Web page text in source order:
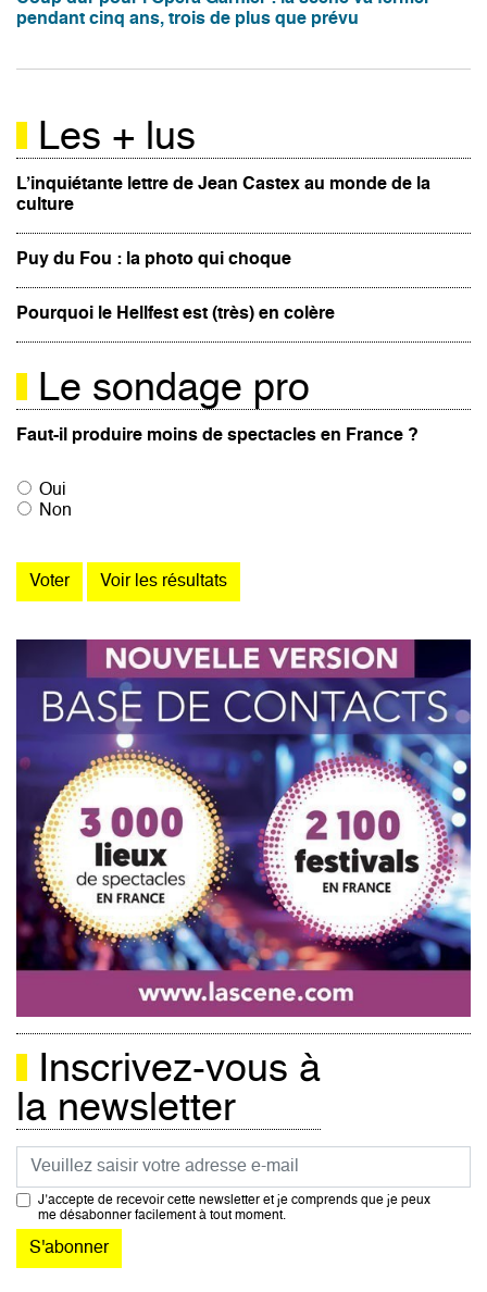
pendant cinq ans, trois de plus que prévu
Les + lus
L’inquiétante lettre de Jean Castex au monde de la
culture
Puy du Fou : la photo qui choque
Pourquoi le Hellfest est (très) en colère
Le sondage pro
Faut-il produire moins de spectacles en France ?
Oui
Non
Inscrivez-vous à
la newsletter
Courriel
J’accepte de recevoir cette newsletter et je comprends que je peux
me désabonner facilement à tout moment.